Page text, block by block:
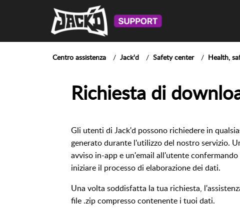
Centro assistenza Jack'd Safety center Health,
Richiesta di
Gli utenti di Jack'd possono richiedere in
generato durante l'utilizzo del nostro servizio.
avviso in-app e un'email all'utente
iniziare il processo di elaborazione dei dati.
Una volta soddisfatta la tua richiesta,
file .zip compresso contenente i tuoi dati.